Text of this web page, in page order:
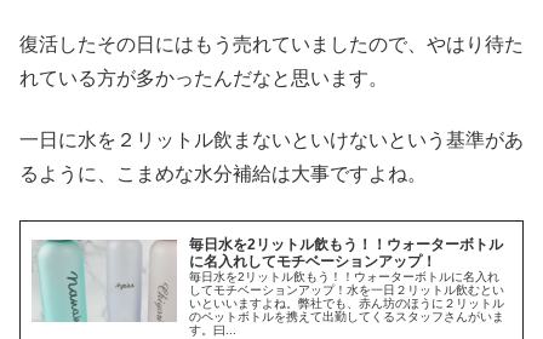
復活したその日にはもう売れていましたので、やはり待た
れている方が多かったんだなと思います。
一日に水を２リットル飲まないといけないという基準があ
るように、こまめな水分補給は大事ですよね。
毎日水を2リットル飲もう！！ウォーターボトル
に名入れしてモチベーションアップ！
毎日水を2リットル飲もう！！ウォーターボトルに名入れ
してモチベーションアップ！水を一日２リットル飲むとい
いといいますよね。弊社でも、赤ん坊のほうに２リットル
のペットボトルを携えて出勤してくるスタッフさんがいま
す。曰...